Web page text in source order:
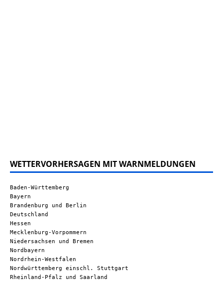
WETTERVORHERSAGEN MIT WARNMELDUNGEN
Baden-Württemberg
Bayern
Brandenburg und Berlin
Deutschland
Hessen
Mecklenburg-Vorpommern
Niedersachsen und Bremen
Nordbayern
Nordrhein-Westfalen
Nordwürttemberg einschl. Stuttgart
Rheinland-Pfalz und Saarland